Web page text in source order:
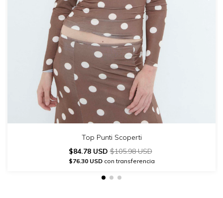
Top Punti Scoperti
$84.78 USD$105.98 USD
$76.30 USDcon transferencia